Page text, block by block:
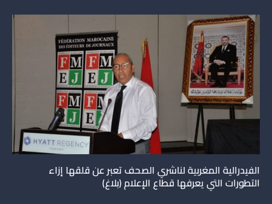
الفيدرالية المغربية لناشري الصحف تعبر عن قلقها إزاء
التطورات التي يعرفها قطاع الإعلام (بلاغ)